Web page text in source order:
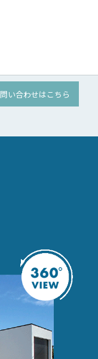
い合わせはこちら